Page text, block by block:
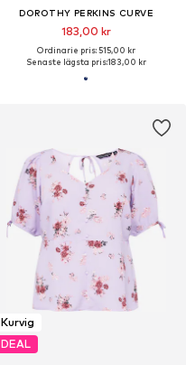
DOROTHY PERKINS CURVE
183,00 kr
Ordinarie pris: 515,00 kr
Senaste lägsta pris:183,00 kr
Kurvig
DEAL